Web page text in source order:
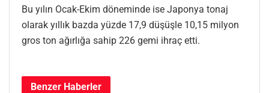
Bu yılın Ocak-Ekim döneminde ise Japonya tonaj
olarak yıllık bazda yüzde 17,9 düşüşle 10,15 milyon
gros ton ağırlığa sahip 226 gemi ihraç etti.
Benzer Haberler